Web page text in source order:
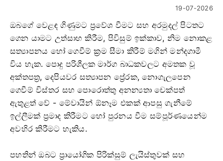
19-07-2026
ඔබගේ වෙළඳ ගිණුමට ප්‍රවේශ වීමට සහ අරමුදල් පිටතට
ගෙන යාමට උත්සාහ කිරීම, පිවිසුම් ඉක්කාව, නිම නොකළ
සත්‍යාපනය හෝ ගෙවීම් ක්‍රම සීමා කිරීම් මගින් මන්දගාමී
විය හැක. පොදු පරිශීලක මාර්ග බාධකවලට අමතක වූ
අක්තපත්‍ර, දෙපියවර සත්‍යාපන ප්‍රේරක, නොගැලපෙන
ගෙවීම් විස්තර සහ පොරොත්තු අනන්‍යතා චෙක්පත්
ඇතුළත් වේ - මේවායින් ඕනෑම එකක් ආපසු ගැනීමේ
ඉල්ලීමක් ප්‍රමාද කිරීමට හෝ පුරනය වීම සම්පූර්ණයෙන්ම
අවහිර කිරීමට හැකිය.
පහතින් ඔබට ප්‍රායෝගික පිරික්සුම් ලැයිස්තුවක් සහ